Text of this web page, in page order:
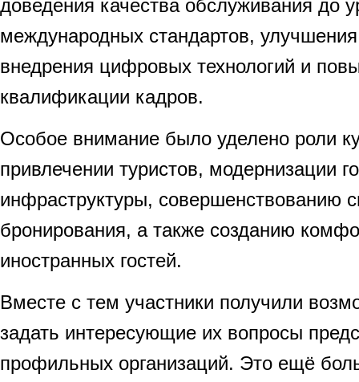
доведения качества обслуживания до
международных стандартов,
внедрения цифровых технологий и
квалификации кадров.
Особое внимание было уделено роли
привлечении туристов, модернизации
инфраструктуры, совершенствованию
бронирования, а также созданию
иностранных гостей.
Вместе с тем участники получили
задать интересующие их вопросы
профильных организаций. Это ещё